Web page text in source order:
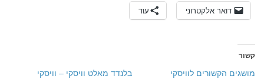
דואר אלקטרוני עוד
קשור
מושגים הקשורים לוויסקי
בלנדד מאלט וויסקי – וויסקי